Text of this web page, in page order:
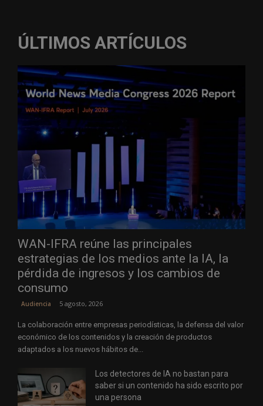
ÚLTIMOS ARTÍCULOS
WAN-IFRA reúne las principales
estrategias de los medios ante la IA, la
pérdida de ingresos y los cambios de
consumo
Audiencia 5 agosto, 2026
La colaboración entre empresas periodísticas, la defensa del valor
económico de los contenidos y la creación de productos
adaptados a los nuevos hábitos de...
Los detectores de IA no bastan para
saber si un contenido ha sido escrito por
una persona